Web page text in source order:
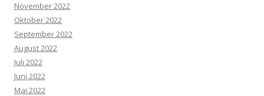
November 2022
Oktober 2022
September 2022
August 2022
Juli 2022
Juni 2022
Mai 2022